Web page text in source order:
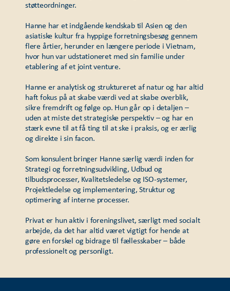
støtteordninger.
Hanne har et indgående kendskab til Asien og den
asiatiske kultur fra hyppige forretningsbesøg gennem
flere årtier, herunder en længere periode i Vietnam,
hvor hun var udstationeret med sin familie under
etablering af et joint venture.
Hanne er analytisk og struktureret af natur og har altid
haft fokus på at skabe værdi ved at skabe overblik,
sikre fremdrift og følge op. Hun går op i detaljen –
uden at miste det strategiske perspektiv – og har en
stærk evne til at få ting til at ske i praksis, og er ærlig
og direkte i sin facon.
Som konsulent bringer Hanne særlig værdi inden for
Strategi og forretningsudvikling, Udbud og
tilbudsprocesser, Kvalitetsledelse og ISO-systemer,
Projektledelse og implementering, Struktur og
optimering af interne processer.
Privat er hun aktiv i foreningslivet, særligt med socialt
arbejde, da det har altid været vigtigt for hende at
gøre en forskel og bidrage til fællesskaber – både
professionelt og personligt.